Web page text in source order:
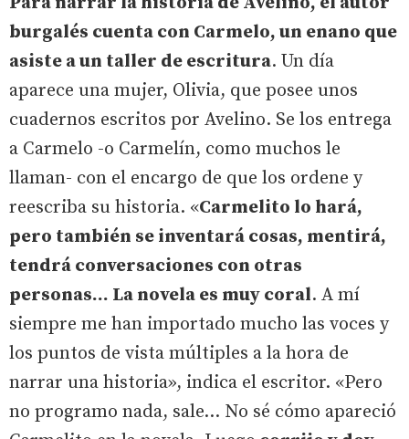
burgalés cuenta con Carmelo, un enano que
asiste a un taller de escritura. Un día
aparece una mujer, Olivia, que posee unos
cuadernos escritos por Avelino. Se los entrega
a Carmelo -o Carmelín, como muchos le
llaman- con el encargo de que los ordene y
reescriba su historia. «Carmelito lo hará,
pero también se inventará cosas, mentirá,
tendrá conversaciones con otras
personas... La novela es muy coral. A mí
siempre me han importado mucho las voces y
los puntos de vista múltiples a la hora de
narrar una historia», indica el escritor. «Pero
no programo nada, sale... No sé cómo apareció